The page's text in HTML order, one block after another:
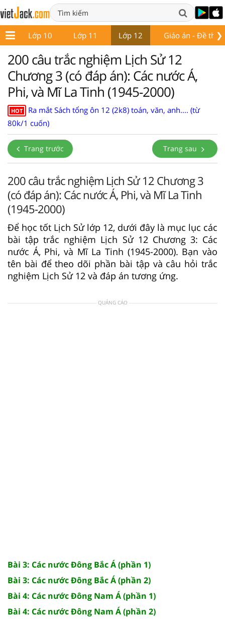
❯
9 Lớp 10 Lớp 11 Lớp 12 Giáo án - Đề thi
200 câu trắc nghiệm Lịch Sử 12
Chương 3 (có đáp án): Các nước Á,
Phi, và Mĩ La Tinh (1945-2000)
HOT
Ra mắt Sách tổng ôn 12 (2k8) toán, văn, anh.... (từ
80k/1 cuốn)
Trang trước Trang sau
200 câu trắc nghiệm Lịch Sử 12 Chương 3
(có đáp án): Các nước Á, Phi, và Mĩ La Tinh
(1945-2000)
Để học tốt Lịch Sử lớp 12, dưới đây là mục lục các
bài tập trắc nghiệm Lịch Sử 12 Chương 3: Các
nước Á, Phi, và Mĩ La Tinh (1945-2000). Bạn vào
tên bài để theo dõi phần bài tập và câu hỏi trắc
nghiệm Lịch Sử 12 và đáp án tương ứng.
QUẢNG CÁO
Bài 3: Các nước Đông Bắc Á (phần 1)
Bài 3: Các nước Đông Bắc Á (phần 2)
Bài 4: Các nước Đông Nam Á (phần 1)
Bài 4: Các nước Đông Nam Á (phần 2)